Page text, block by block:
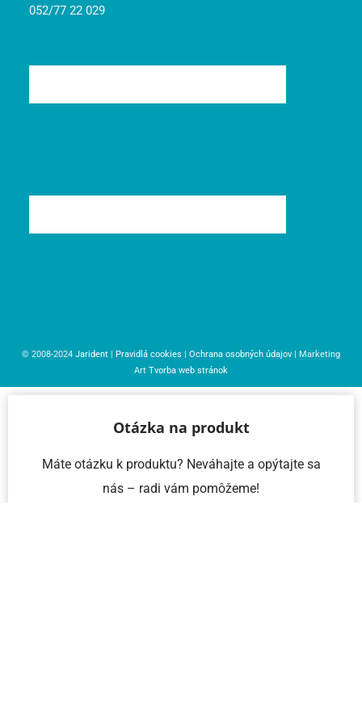
052/77 22 029
© 2008-2024 Jarident | Pravidlá cookies | Ochrana osobných údajov | Marketing
Art Tvorba web stránok
Otázka na produkt
Máte otázku k produktu? Neváhajte a opýtajte sa
nás – radi vám pomôžeme!